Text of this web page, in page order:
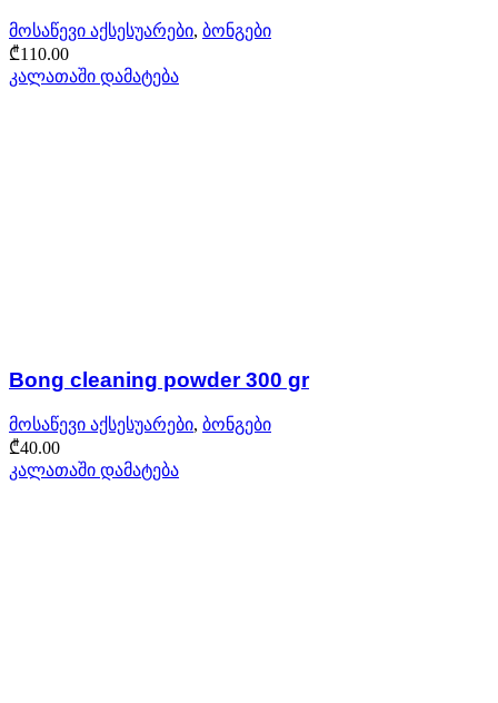
მოსაწევი აქსესუარები, ბონგები
₾110.00
კალათაში დამატება
Bong cleaning powder 300 gr
მოსაწევი აქსესუარები, ბონგები
₾40.00
კალათაში დამატება